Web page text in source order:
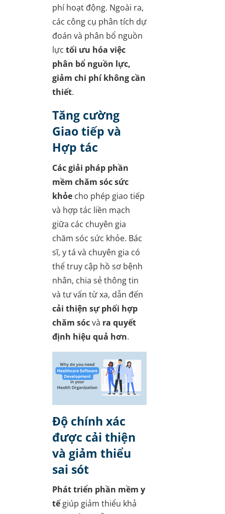
phí hoạt động. Ngoài ra,
các công cụ phân tích dự
đoán và phân bổ nguồn
lực tối ưu hóa việc
phân bổ nguồn lực,
giảm chi phí không cần
thiết.
Tăng cường
Giao tiếp và
Hợp tác
Các giải pháp phần
mềm chăm sóc sức
khỏe cho phép giao tiếp
và hợp tác liền mạch
giữa các chuyên gia
chăm sóc sức khỏe. Bác
sĩ, y tá và chuyên gia có
thể truy cập hồ sơ bệnh
nhân, chia sẻ thông tin
và tư vấn từ xa, dẫn đến
cải thiện sự phối hợp
chăm sócvà ra quyết
định hiệu quả hơn.
Độ chính xác
được cải thiện
và giảm thiểu
sai sót
Phát triển phần mềm y
tếgiúp giảm thiểu khả